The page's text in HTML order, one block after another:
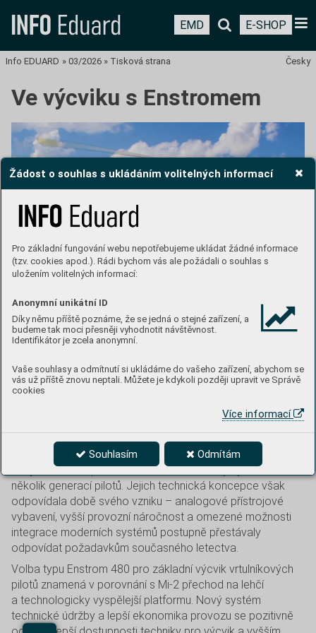
Žádost o souhlas s ukládáním volitelných informací
Pro základní fungování webu nepotřebujeme ukládat žádné informace
(tzv. cookies apod.). Rádi bychom vás ale požádali o souhlas s
uložením volitelných informací:
Anonymní unikátní ID
Díky němu příště poznáme, že se jedná o stejné zařízení, a
budeme tak moci přesněji vyhodnotit návštěvnost.
Identifikátor je zcela anonymní.
Vaše souhlasy a odmítnutí si ukládáme do vašeho zařízení, abychom se
vás už příště znovu neptali. Můžete je kdykoli později upravit ve Správě
cookies
Více informací
Souhlasím Odmítám
EMD E-SHOP
Česky
Info EDUARD » 03/2026 » Tisková strana
Ve výcviku s Enstromem
Text: Martin Janďourek
Ilustrace: Antonis Karydis
Kat. č. 972012
V roce 2018 proběhla v Centru leteckého výcviku
Do té doby plnily po dlouhá léta roli základní výcvikové
platformy vrtulníky Mi-2. Šlo o robustní, konstrukčně odolné
stroje sovětské provenience, které umožnily vychovat
několik generací pilotů. Jejich technická koncepce však
odpovídala době svého vzniku – analogové přístrojové
vybavení, vyšší provozní náročnost a omezené možnosti
integrace moderních systémů postupně přestávaly
odpovídat požadavkům současného letectva.
Volba typu Enstrom 480 pro základní výcvik vrtulníkových
pilotů znamená v porovnání s Mi-2 přechod na lehčí
a technologicky vyspělejší platformu. Nový systém
technické údržby a lepší ekonomika provozu se pozitivně